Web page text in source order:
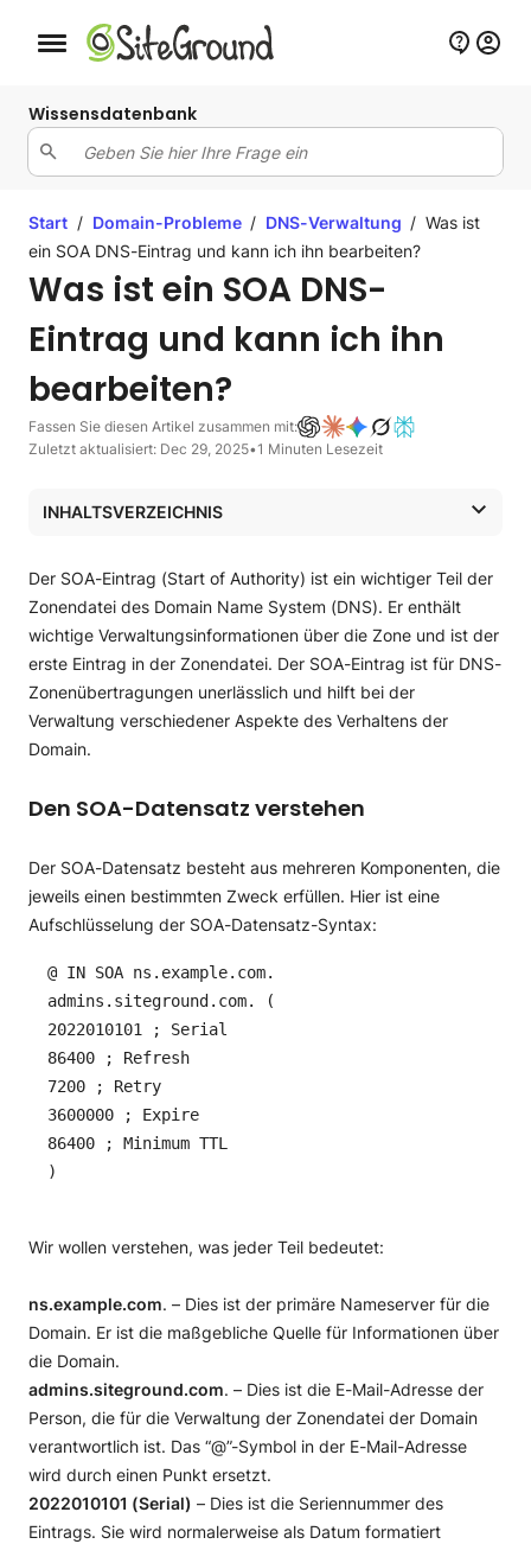
Schaltfläche Mobile Navigation
Wissensdatenbank
Start / Domain-Probleme / DNS-Verwaltung / Was ist
ein SOA DNS-Eintrag und kann ich ihn bearbeiten?
Was ist ein SOA DNS-
Eintrag und kann ich ihn
bearbeiten?
Fassen Sie diesen Artikel zusammen mit:
Zuletzt aktualisiert: Dec 29, 2025•1 Minuten Lesezeit
INHALTSVERZEICHNIS
Bearbeiten des SOA-Datensatzes
Der SOA-Eintrag (Start of Authority) ist ein wichtiger Teil der
Zonendatei des Domain Name System (DNS). Er enthält
wichtige Verwaltungsinformationen über die Zone und ist der
erste Eintrag in der Zonendatei. Der SOA-Eintrag ist für DNS-
Zonenübertragungen unerlässlich und hilft bei der
Verwaltung verschiedener Aspekte des Verhaltens der
Domain.
Den SOA-Datensatz verstehen
Der SOA-Datensatz besteht aus mehreren Komponenten, die
jeweils einen bestimmten Zweck erfüllen. Hier ist eine
Aufschlüsselung der SOA-Datensatz-Syntax:
@ IN SOA ns.example.com.
admins.siteground.com. (
2022010101 ; Serial
86400 ; Refresh
7200 ; Retry
3600000 ; Expire
86400 ; Minimum TTL
)
Wir wollen verstehen, was jeder Teil bedeutet:
ns.example.com. – Dies ist der primäre Nameserver für die
Domain. Er ist die maßgebliche Quelle für Informationen über
die Domain.
admins.siteground.com. – Dies ist die E-Mail-Adresse der
Person, die für die Verwaltung der Zonendatei der Domain
verantwortlich ist. Das “@”-Symbol in der E-Mail-Adresse
wird durch einen Punkt ersetzt.
2022010101 (Serial) – Dies ist die Seriennummer des
Eintrags. Sie wird normalerweise als Datum formatiert